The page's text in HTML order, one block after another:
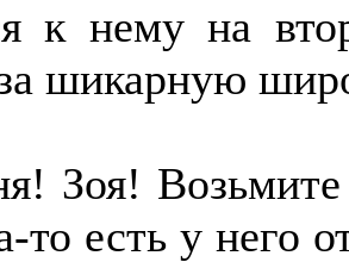
к нему на
за шикарную
Зоя! Возьмите
то есть у него